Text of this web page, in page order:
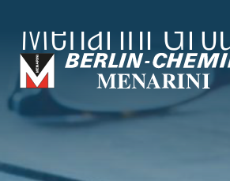
Menarini